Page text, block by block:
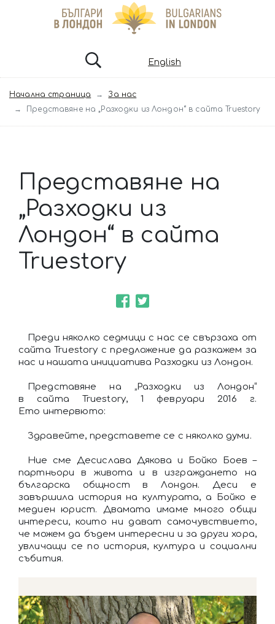
English
Начална страница
За нас
Представяне на „Разходки из Лондон“ в сайта Truestory
Представяне на
„Разходки из
Лондон“ в сайта
Truestory
Преди няколко седмици с нас се свързаха от
сайта Truestory с предложение да разкажем за
нас и нашата инициатива Разходки из Лондон.
Представяне на „Разходки из Лондон“
в сайта Truestory, 1 февруари 2016 г.
Ето интервюто:
Здравейте, представете се с няколко думи.
Ние сме Десислава Дякова и Бойко Боев –
партньори в живота и в изграждането на
българска общност в Лондон. Деси е
завършила история на културата, а Бойко е
медиен юрист. Двамата имаме много общи
интереси, които ни дават самочувствието,
че можем да бъдем интересни и за други хора,
увличащи се по история, култура и социални
събития.